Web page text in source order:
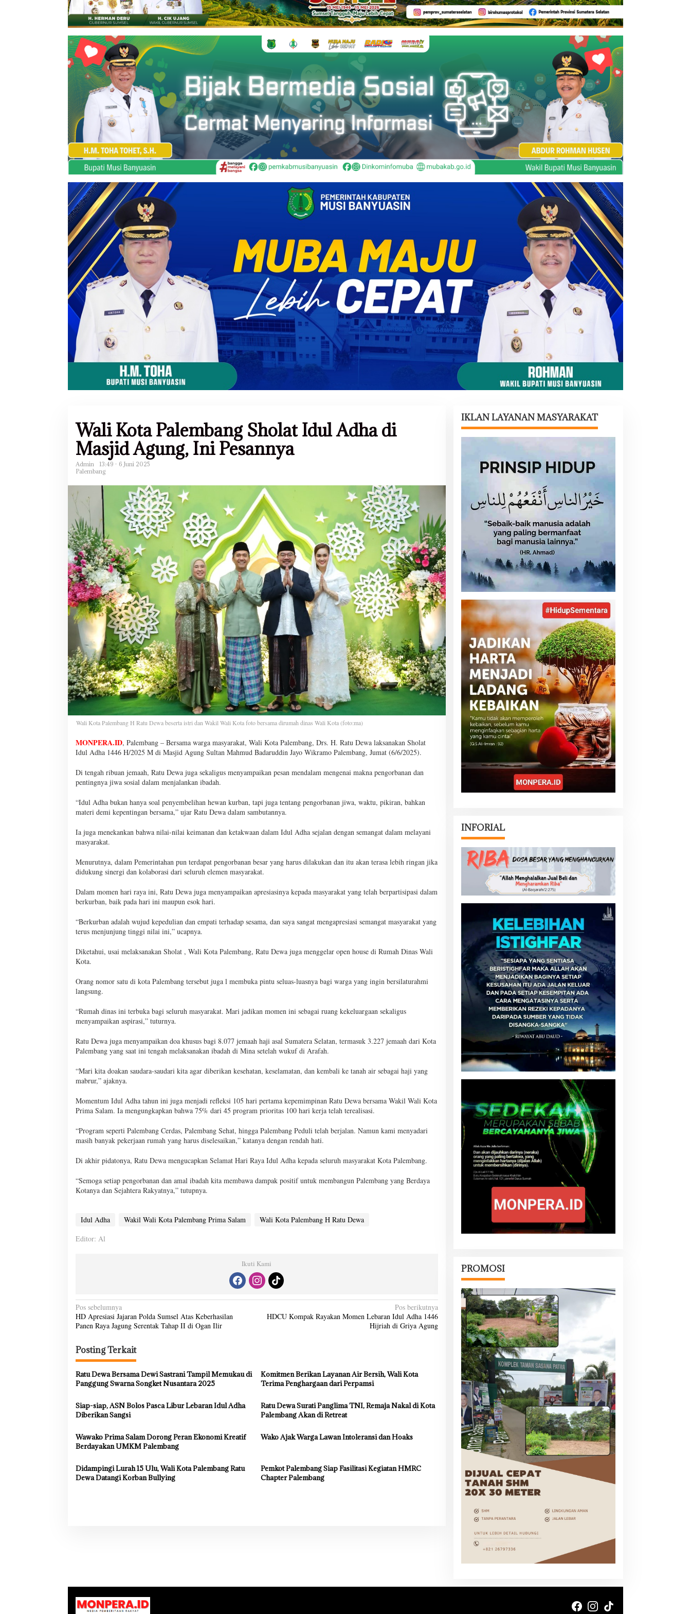
Wali Kota Palembang Sholat Idul Adha di
Masjid Agung, Ini Pesannya
Admin
13:49 - 6 Juni 2025
Palembang
Wali Kota Palembang H Ratu Dewa beserta istri dan Wakil Wali Kota foto bersama dirumah dinas Wali Kota (foto:ma)
MONPERA.ID, Palembang – Bersama warga masyarakat, Wali Kota Palembang, Drs. H. Ratu Dewa laksanakan Sholat
Idul Adha 1446 H/2025 M di Masjid Agung Sultan Mahmud Badaruddin Jayo Wikramo Palembang, Jumat (6/6/2025).
Di tengah ribuan jemaah, Ratu Dewa juga sekaligus menyampaikan pesan mendalam mengenai makna pengorbanan dan
pentingnya jiwa sosial dalam menjalankan ibadah.
“Idul Adha bukan hanya soal penyembelihan hewan kurban, tapi juga tentang pengorbanan jiwa, waktu, pikiran, bahkan
materi demi kepentingan bersama,” ujar Ratu Dewa dalam sambutannya.
Ia juga menekankan bahwa nilai-nilai keimanan dan ketakwaan dalam Idul Adha sejalan dengan semangat dalam melayani
masyarakat.
Menurutnya, dalam Pemerintahan pun terdapat pengorbanan besar yang harus dilakukan dan itu akan terasa lebih ringan jika
didukung sinergi dan kolaborasi dari seluruh elemen masyarakat.
Dalam momen hari raya ini, Ratu Dewa juga menyampaikan apresiasinya kepada masyarakat yang telah berpartisipasi dalam
berkurban, baik pada hari ini maupun esok hari.
“Berkurban adalah wujud kepedulian dan empati terhadap sesama, dan saya sangat mengapresiasi semangat masyarakat yang
terus menjunjung tinggi nilai ini,” ucapnya.
Diketahui, usai melaksanakan Sholat , Wali Kota Palembang, Ratu Dewa juga menggelar open house di Rumah Dinas Wali
Kota.
Orang nomor satu di kota Palembang tersebut juga l membuka pintu seluas-luasnya bagi warga yang ingin bersilaturahmi
langsung.
“Rumah dinas ini terbuka bagi seluruh masyarakat. Mari jadikan momen ini sebagai ruang kekeluargaan sekaligus
menyampaikan aspirasi,” tuturnya.
Ratu Dewa juga menyampaikan doa khusus bagi 8.077 jemaah haji asal Sumatera Selatan, termasuk 3.227 jemaah dari Kota
Palembang yang saat ini tengah melaksanakan ibadah di Mina setelah wukuf di Arafah.
“Mari kita doakan saudara-saudari kita agar diberikan kesehatan, keselamatan, dan kembali ke tanah air sebagai haji yang
mabrur,” ajaknya.
Momentum Idul Adha tahun ini juga menjadi refleksi 105 hari pertama kepemimpinan Ratu Dewa bersama Wakil Wali Kota
Prima Salam. Ia mengungkapkan bahwa 75% dari 45 program prioritas 100 hari kerja telah terealisasi.
“Program seperti Palembang Cerdas, Palembang Sehat, hingga Palembang Peduli telah berjalan. Namun kami menyadari
masih banyak pekerjaan rumah yang harus diselesaikan,” katanya dengan rendah hati.
Di akhir pidatonya, Ratu Dewa mengucapkan Selamat Hari Raya Idul Adha kepada seluruh masyarakat Kota Palembang.
“Semoga setiap pengorbanan dan amal ibadah kita membawa dampak positif untuk membangun Palembang yang Berdaya
Kotanya dan Sejahtera Rakyatnya,” tutupnya.
Idul Adha Wakil Wali Kota Palembang Prima Salam
Wali Kota Palembang H Ratu Dewa
Editor: Al
Ikuti Kami
N
a
i
g
a
i
o
s
Pos sebelumnya
HD Apresiasi Jajaran Polda Sumsel Atas Keberhasilan
Panen Raya Jagung Serentak Tahap II di Ogan Ilir
Pos berikutnya
HDCU Kompak Rayakan Momen Lebaran Idul Adha 1446
Hijriah di Griya Agung
Posting Terkait
Ratu Dewa Bersama Dewi Sastrani Tampil Memukau di
Panggung Swarna Songket Nusantara 2025
Komitmen Berikan Layanan Air Bersih, Wali Kota
Terima Penghargaan dari Perpamsi
Siap-siap, ASN Bolos Pasca Libur Lebaran Idul Adha
Diberikan Sangsi
Ratu Dewa Surati Panglima TNI, Remaja Nakal di Kota
Palembang Akan di Retreat
Wawako Prima Salam Dorong Peran Ekonomi Kreatif
Berdayakan UMKM Palembang
Wako Ajak Warga Lawan Intoleransi dan Hoaks
Didampingi Lurah 15 Ulu, Wali Kota Palembang Ratu
Dewa Datangi Korban Bullying
Pemkot Palembang Siap Fasilitasi Kegiatan HMRC
Chapter Palembang
IKLAN LAYANAN MASYARAKAT
INFORIAL
PROMOSI